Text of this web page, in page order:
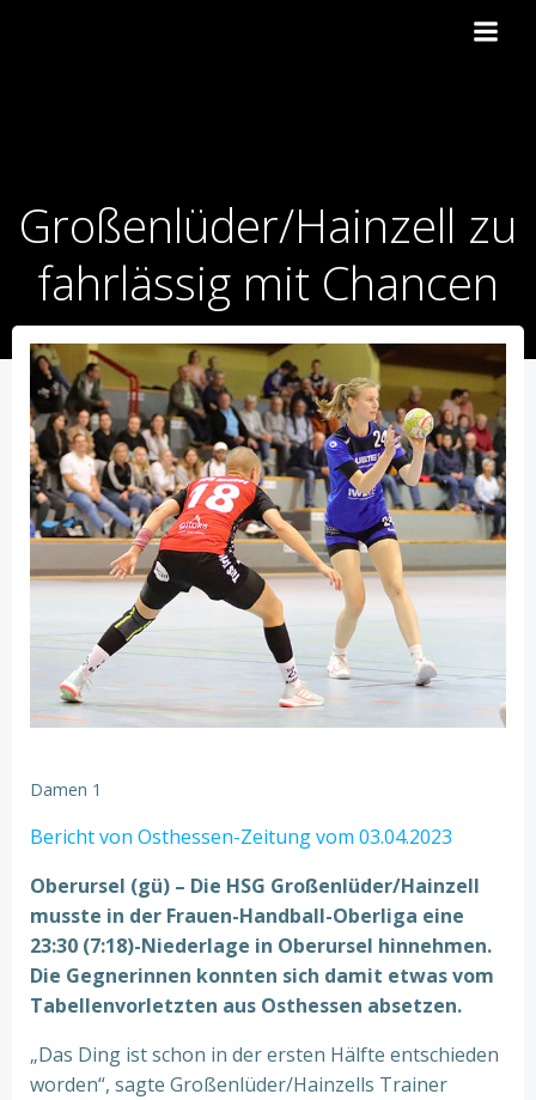
Großenlüder/Hainzell zu
fahrlässig mit Chancen
Damen 1
Bericht von Osthessen-Zeitung vom 03.04.2023
Oberursel (gü) – Die HSG Großenlüder/Hainzell
musste in der Frauen-Handball-Oberliga eine
23:30 (7:18)-Niederlage in Oberursel hinnehmen.
Die Gegnerinnen konnten sich damit etwas vom
Tabellenvorletzten aus Osthessen absetzen.
„Das Ding ist schon in der ersten Hälfte entschieden
worden“, sagte Großenlüder/Hainzells Trainer